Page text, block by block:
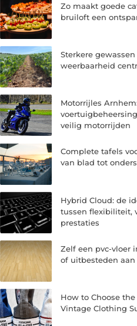
Zo maakt goede
bruiloft een
Sterkere
weerbaarheid
Motorrijles
veilig motorrijden
Complete tafels
van blad tot
Hybrid Cloud: de
tussen flexibiliteit,
prestaties
Zelf een pvc-vloer
of uitbesteden
How to Choose
Vintage Clothing